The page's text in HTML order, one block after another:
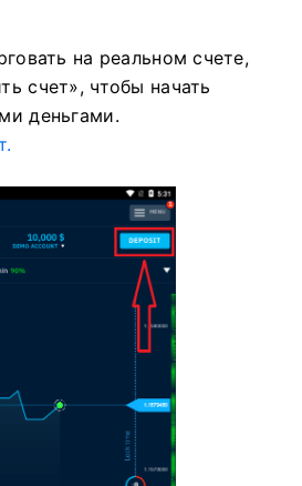
на реальном счете,
счет», чтобы начать
деньгами.